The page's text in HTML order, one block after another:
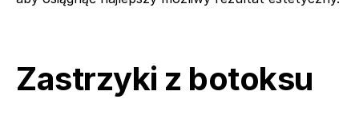
Zastrzyki z botoksu